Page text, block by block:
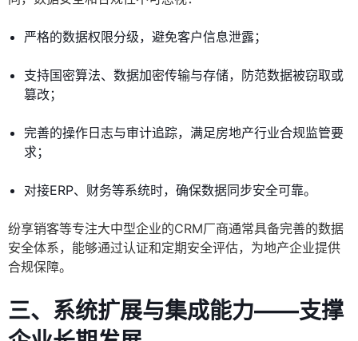
严格的数据权限分级，避免客户信息泄露；
支持国密算法、数据加密传输与存储，防范数据被窃取或
篡改；
完善的操作日志与审计追踪，满足房地产行业合规监管要
求；
对接ERP、财务等系统时，确保数据同步安全可靠。
纷享销客等专注大中型企业的CRM厂商通常具备完善的数据
安全体系，能够通过认证和定期安全评估，为地产企业提供
合规保障。
三、系统扩展与集成能力——支撑